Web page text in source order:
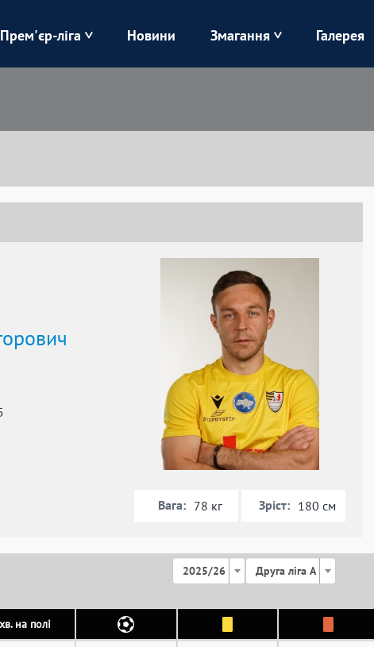
Колос
Прем'єр-ліга Новини Змагання Галерея
Вага: 78 кг Зріст: 180 см
2025/26 Друга ліга А
хв. на полі